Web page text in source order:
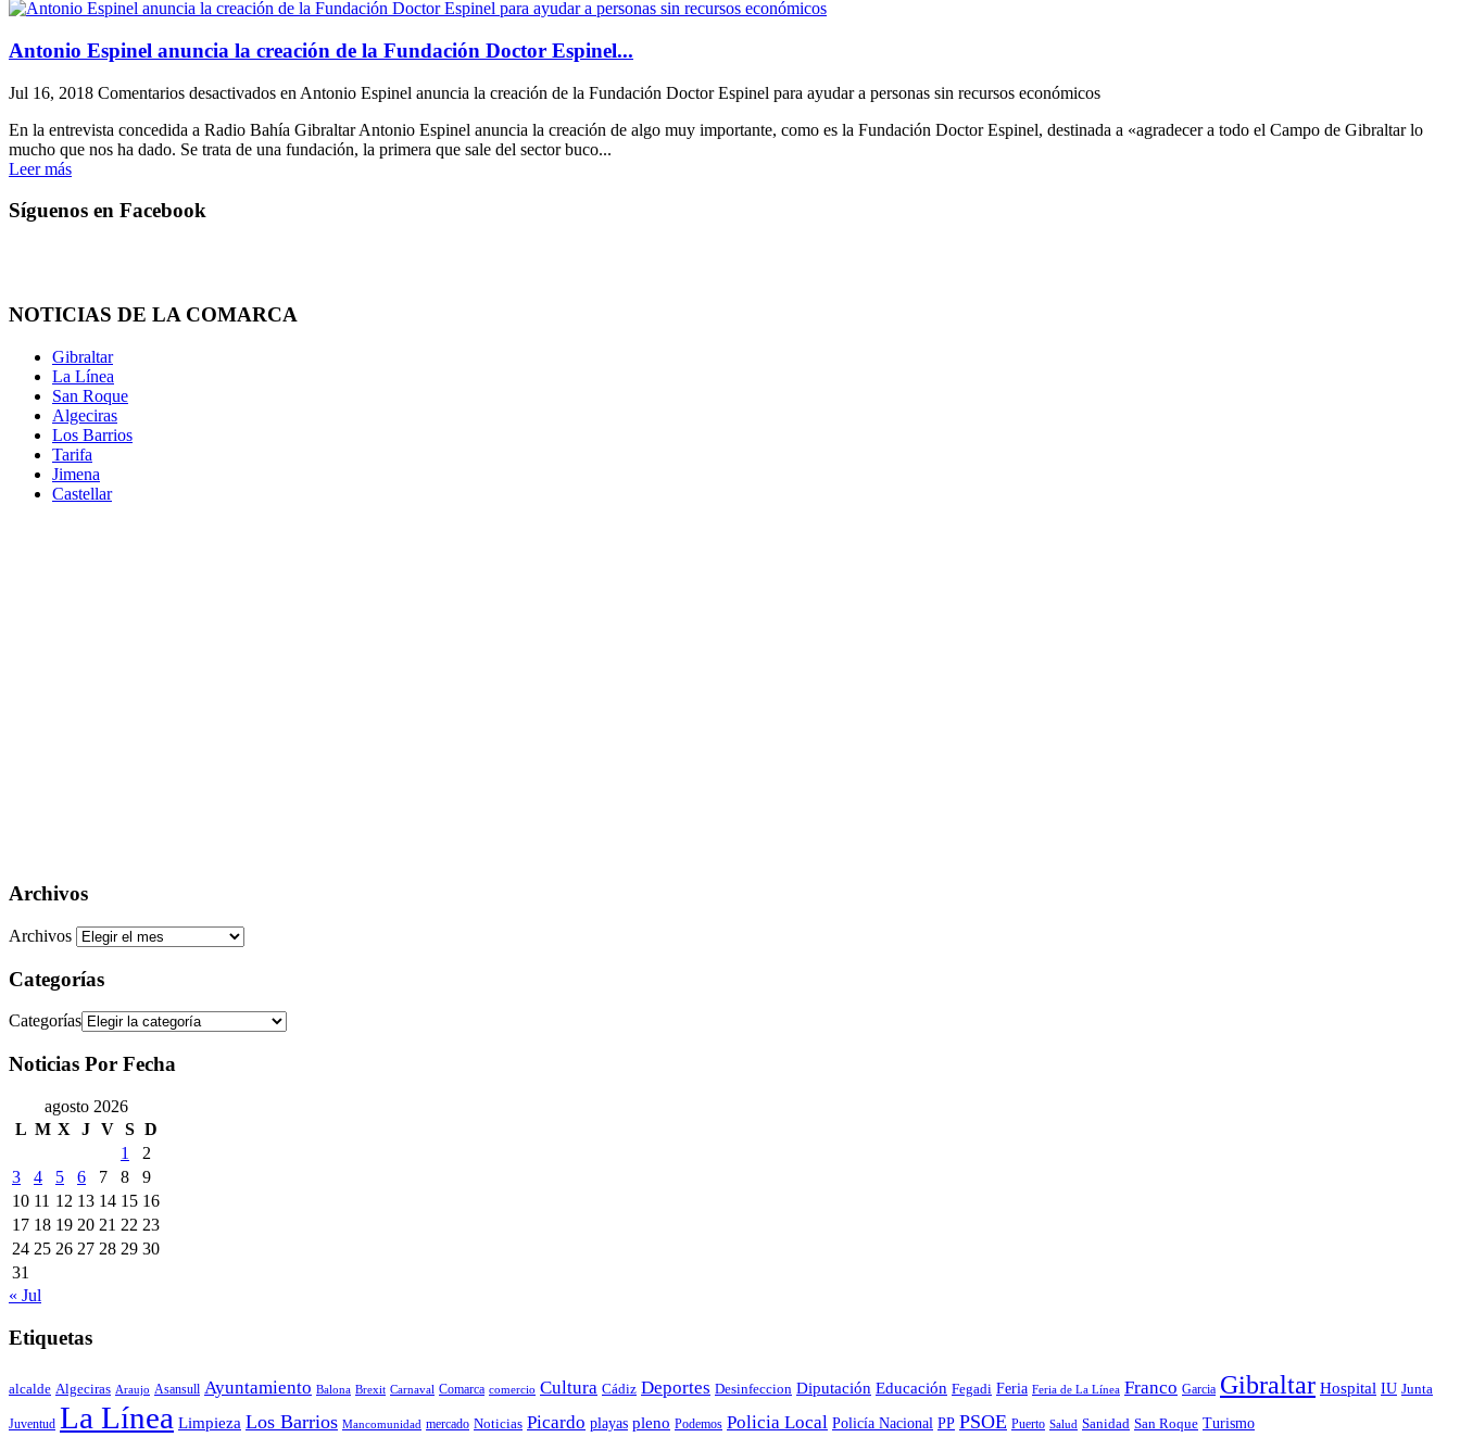
Antonio Espinel anuncia la creación de la Fundación Doctor Espinel...
Jul 16, 2018 Comentarios desactivados en Antonio Espinel anuncia la creación de la Fundación Doctor Espinel para ayudar a personas sin recursos económicos
En la entrevista concedida a Radio Bahía Gibraltar Antonio Espinel anuncia la creación de algo muy importante, como es la Fundación Doctor Espinel, destinada a «agradecer a todo el Campo de Gibraltar lo
mucho que nos ha dado. Se trata de una fundación, la primera que sale del sector buco...
Leer más
Síguenos en Facebook
NOTICIAS DE LA COMARCA
Gibraltar
La Línea
San Roque
Algeciras
Los Barrios
Tarifa
Jimena
Castellar
Archivos
Archivos
Categorías
Categorías
Noticias Por Fecha
agosto 2026
L M X J V S D
1
2
3
4 5 6 7 8
9
10 11 12 13 14 15 16
17 18 19 20 21 22 23
24 25 26 27 28 29 30
31
« Jul
Etiquetas
alcalde Algeciras Araujo Asansull Ayuntamiento Balona Brexit Carnaval Comarca comercio Cultura Cádiz Deportes Desinfeccion Diputación Educación Fegadi Feria Feria de La Línea Franco Garcia Gibraltar Hospital IU Junta
Juventud La Línea Limpieza Los Barrios Mancomunidad mercado Noticias Picardo playas pleno Podemos Policia Local Policía Nacional PP PSOE Puerto Salud Sanidad San Roque Turismo